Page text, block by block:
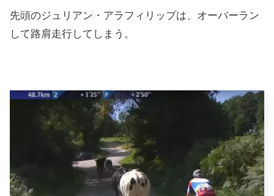
先頭のジュリアン・アラフィリップは、オーバーラン
して路肩走行してしまう。